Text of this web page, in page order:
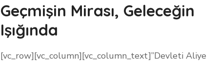
Geçmişin Mirası, Geleceğin
Işığında
[vc_row][vc_column][vc_column_text]”Devleti Aliye